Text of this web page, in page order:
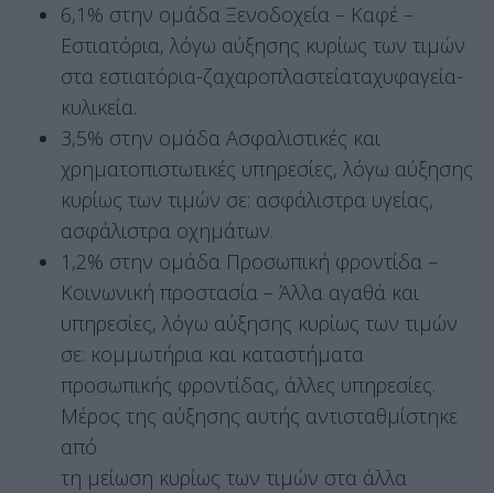
6,1% στην ομάδα Ξενοδοχεία – Καφέ –
Εστιατόρια, λόγω αύξησης κυρίως των τιμών
στα εστιατόρια-ζαχαροπλαστείαταχυφαγεία-
κυλικεία.
3,5% στην ομάδα Ασφαλιστικές και
χρηματοπιστωτικές υπηρεσίες, λόγω αύξησης
κυρίως των τιμών σε: ασφάλιστρα υγείας,
ασφάλιστρα οχημάτων.
1,2% στην ομάδα Προσωπική φροντίδα –
Κοινωνική προστασία – Άλλα αγαθά και
υπηρεσίες, λόγω αύξησης κυρίως των τιμών
σε: κομμωτήρια και καταστήματα
προσωπικής φροντίδας, άλλες υπηρεσίες.
Μέρος της αύξησης αυτής αντισταθμίστηκε
από
τη μείωση κυρίως των τιμών στα άλλα